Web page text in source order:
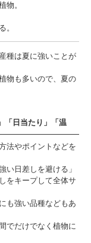
物。
。
種は夏に強いことが
物も多いので、夏の
「日当たり」「温
法やポイントなどを
い日差しを避ける」
をキープして全体サ
も強い品種などもあ
でだけでなく植物に